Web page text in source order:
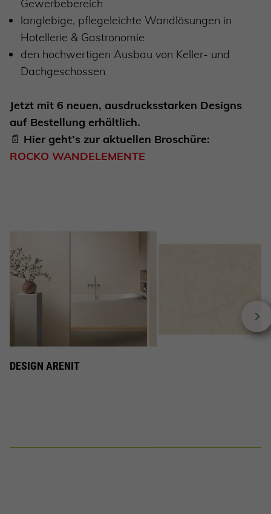
Gewerbebereich
langlebige, pflegeleichte Wandlösungen in
Hotellerie & Gastronomie
den hochwertigen Ausbau von Keller- und
Dachgeschossen
Jetzt mit 6 neuen, ausdrucksstarken Designs
auf Bestellung erhältlich.
📄 Hier geht’s zur aktuellen Broschüre:
ROCKO WANDELEMENTE
DESIGN ARENIT